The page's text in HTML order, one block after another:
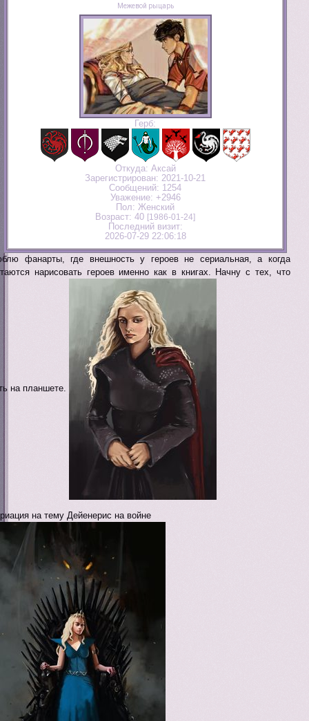
Межевой рыцарь
Герб:
Откуда: Аксай
Зарегистрирован: 2021-10-21
Сообщений: 1254
Уважение: +2946
Пол: Женский
Возраст: 40 [1986-01-24]
Последний визит:
2026-07-29 22:06:18
фанарты, где внешность у героев не сериальная, а когда
нарисовать героев именно как в книгах. Начну с тех, что
на планшете.
на тему Дейенерис на войне